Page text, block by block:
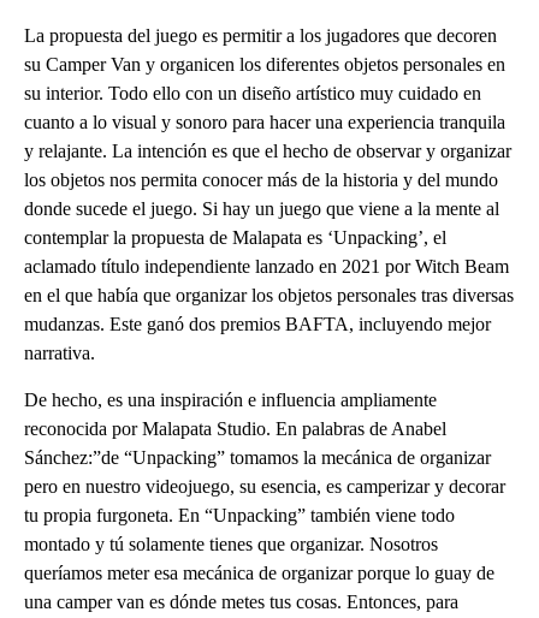
La propuesta del juego es permitir a los jugadores que decoren
su Camper Van y organicen los diferentes objetos personales en
su interior. Todo ello con un diseño artístico muy cuidado en
cuanto a lo visual y sonoro para hacer una experiencia tranquila
y relajante. La intención es que el hecho de observar y organizar
los objetos nos permita conocer más de la historia y del mundo
donde sucede el juego. Si hay un juego que viene a la mente al
contemplar la propuesta de Malapata es ‘Unpacking’, el
aclamado título independiente lanzado en 2021 por Witch Beam
en el que había que organizar los objetos personales tras diversas
mudanzas. Este ganó dos premios BAFTA, incluyendo mejor
narrativa.
De hecho, es una inspiración e influencia ampliamente
reconocida por Malapata Studio. En palabras de Anabel
Sánchez:”de “Unpacking” tomamos la mecánica de organizar
pero en nuestro videojuego, su esencia, es camperizar y decorar
tu propia furgoneta. En “Unpacking” también viene todo
montado y tú solamente tienes que organizar. Nosotros
queríamos meter esa mecánica de organizar porque lo guay de
una camper van es dónde metes tus cosas. Entonces, para